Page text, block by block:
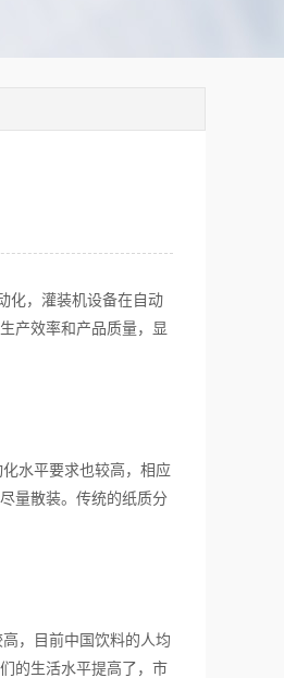
化，灌装机设备在自动
产效率和产品质量，显
水平要求也较高，相应
量散装。传统的纸质分
，目前中国饮料的人均
的生活水平提高了，市